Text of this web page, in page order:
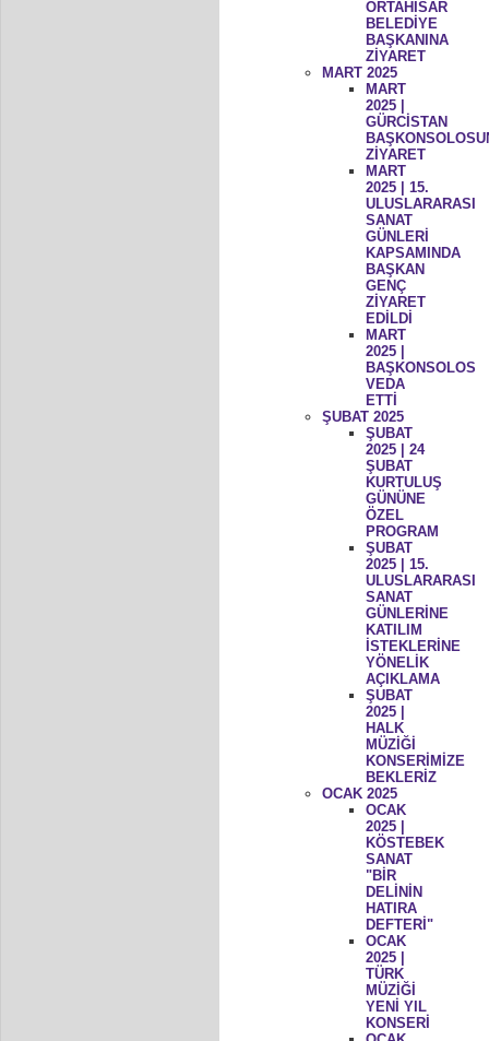
ORTAHİSAR
BELEDİYE
BAŞKANINA
ZİYARET
MART 2025
MART
2025 |
GÜRCİSTAN
ZİYARET
MART
2025 | 15.
ULUSLARARASI
SANAT
GÜNLERİ
KAPSAMINDA
BAŞKAN
GENÇ
ZİYARET
EDİLDİ
MART
2025 |
BAŞKONSOLOS
VEDA
ETTİ
ŞUBAT 2025
ŞUBAT
2025 | 24
ŞUBAT
KURTULUŞ
GÜNÜNE
ÖZEL
PROGRAM
ŞUBAT
2025 | 15.
ULUSLARARASI
SANAT
GÜNLERİNE
KATILIM
İSTEKLERİNE
YÖNELİK
AÇIKLAMA
ŞUBAT
2025 |
HALK
MÜZİĞİ
KONSERİMİZE
BEKLERİZ
OCAK 2025
OCAK
2025 |
KÖSTEBEK
SANAT
"BİR
DELİNİN
HATIRA
DEFTERİ"
OCAK
2025 |
TÜRK
MÜZİĞİ
YENİ YIL
KONSERİ